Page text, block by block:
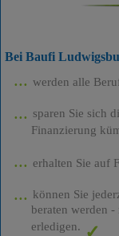
Bei Baufi
werden alle
sparen Sie sich
Finanzierung
erhalten Sie auf
können Sie
beraten werden
erledigen.